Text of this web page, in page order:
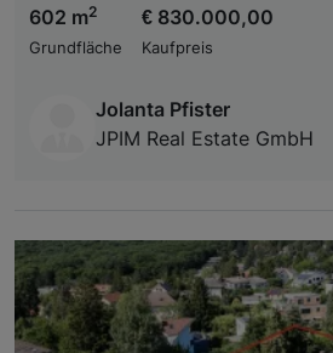
602 m2
Grundfläche
€ 830.000,00
Kaufpreis
Jolanta Pfister
JPIM Real Estate GmbH